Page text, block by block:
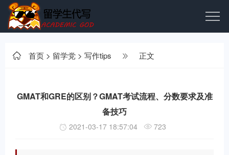
首页 > 留学党 > 写作tips 正文
GMAT和GRE的区别？GMAT考试流程、分数要求及准
备技巧
2021-03-17 18:57:04 723